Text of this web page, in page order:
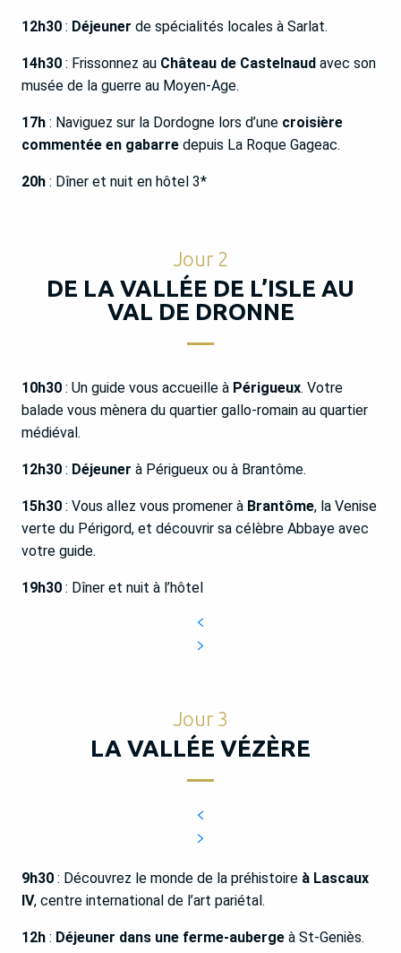
12h30 : Déjeuner de spécialités locales à Sarlat.
14h30 : Frissonnez au Château de Castelnaud avec son
musée de la guerre au Moyen-Age.
17h : Naviguez sur la Dordogne lors d’une croisière
commentée en gabarre depuis La Roque Gageac.
20h : Dîner et nuit en hôtel 3*
Jour 2
DE LA VALLÉE DE L’ISLE AU
VAL DE DRONNE
10h30 : Un guide vous accueille à Périgueux. Votre
balade vous mènera du quartier gallo-romain au quartier
médiéval.
12h30 : Déjeuner à Périgueux ou à Brantôme.
15h30 : Vous allez vous promener à Brantôme, la Venise
verte du Périgord, et découvrir sa célèbre Abbaye avec
votre guide.
19h30 : Dîner et nuit à l’hôtel
Jour 3
LA VALLÉE VÉZÈRE
9h30 : Découvrez le monde de la préhistoire à Lascaux
IV, centre international de l’art pariétal.
12h : Déjeuner dans une ferme-auberge à St-Geniès.